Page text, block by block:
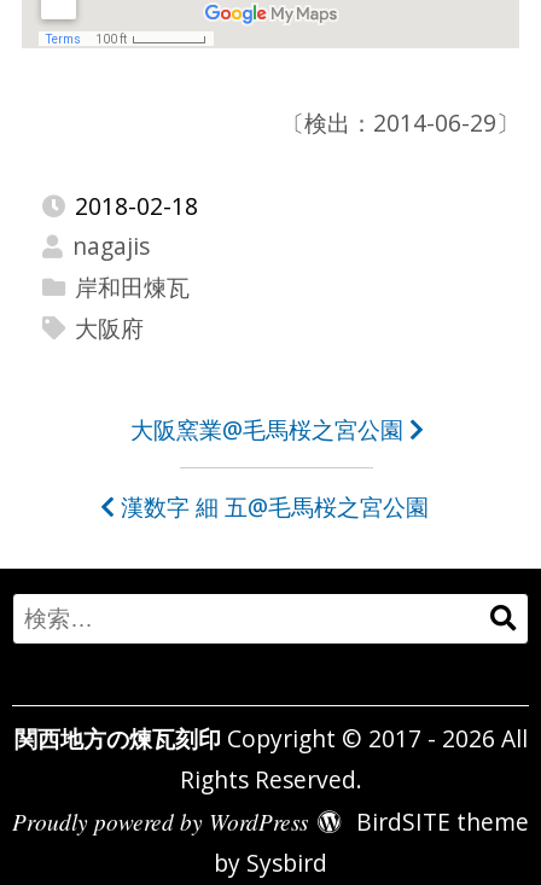
〔検出：2014-06-29〕
2018-02-18
nagajis
岸和田煉瓦
大阪府
ビ
ゲ
ー
シ
ョ
大阪窯業@毛馬桜之宮公園
漢数字 細 五@毛馬桜之宮公園
Search
for:
関西地方の煉瓦刻印 Copyright © 2017 - 2026 All
Rights Reserved.
Proudly powered by WordPress
BirdSITE theme
by Sysbird